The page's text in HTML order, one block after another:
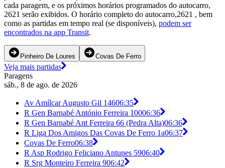
cada paragem, e os próximos horários programados do autocarro,
2621 serão exibidos. O horário completo do autocarro,2621 , bem
como as partidas em tempo real (se disponíveis), podem ser
encontrados na app Transit.
Pinheiro De Loures Covas De Ferro
Veja mais partidas
Paragens
sáb., 8 de ago. de 2026
Av Amílcar Augusto Gil 14606:35
R Gen Barnabé António Ferreira 10006:36
R Gen Barnabé Ant Ferreira 66 (Pedra Alta)06:36
R Liga Dos Amigos Das Covas De Ferro 1a06:37
Covas De Ferro06:38
R Asp Rodrigo Feliciano Antunes 5906:40
R Srg Monteiro Ferreira 906:42